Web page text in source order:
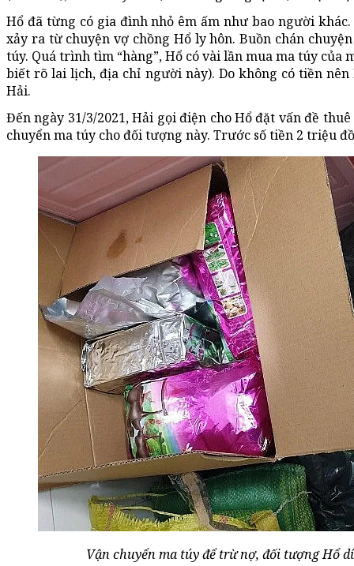
Hổ đã từng có gia đình nhỏ êm ấm như bao người
xảy ra từ chuyện vợ chồng Hổ ly hôn. Buồn chán
túy. Quá trình tìm “hàng”, Hổ có vài lần mua ma túy của
biết rõ lai lịch, địa chỉ người này). Do không có tiền
Hải.
Đến ngày 31/3/2021, Hải gọi điện cho Hổ đặt vấn đề
chuyển ma túy cho đối tượng này. Trước số tiền 2 triệu
Vận chuyển ma túy để trừ nợ, đối tượng Hổ